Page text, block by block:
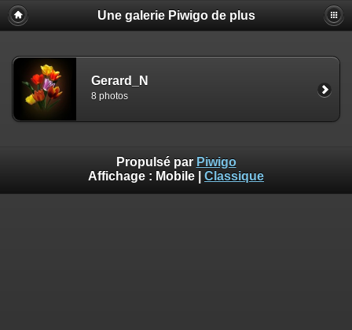
Une galerie Piwigo de plus
Gerard_N
8 photos
Propulsé par Piwigo
Affichage : Mobile Classique